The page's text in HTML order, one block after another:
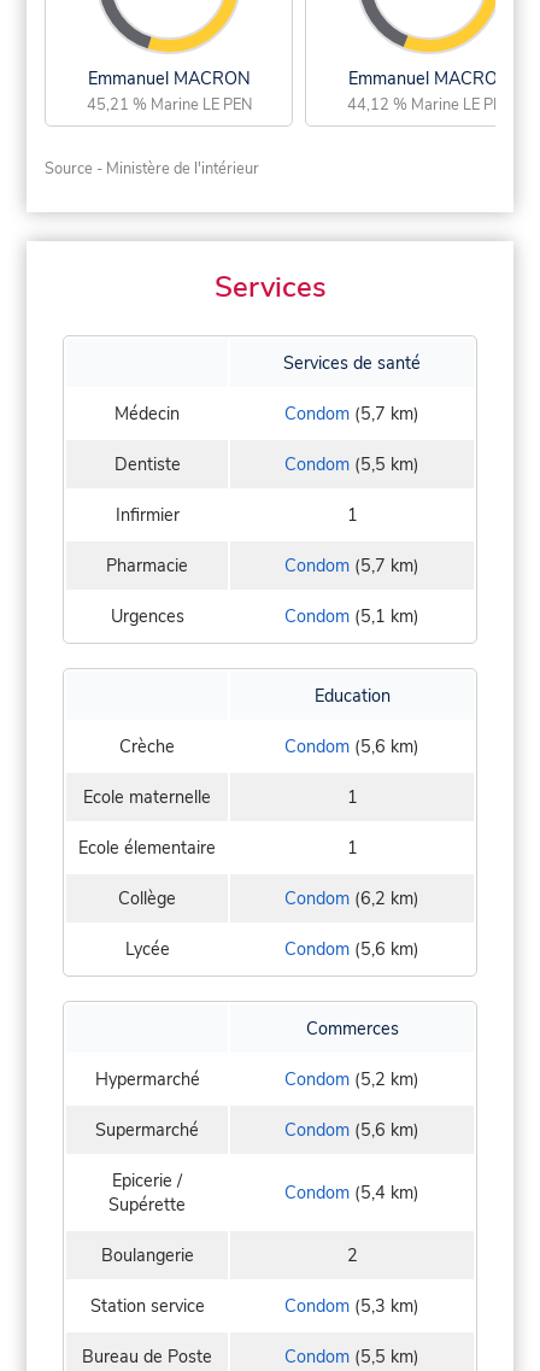
Emmanuel MACRON
45,21 % Marine LE PEN
Emmanuel MACRON
44,12 % Marine LE PEN
Source - Ministère de l'intérieur
Services
Services de santé
Médecin Condom (5,7 km)
Dentiste Condom (5,5 km)
Infirmier 1
Pharmacie Condom (5,7 km)
Urgences Condom (5,1 km)
Education
Crèche Condom (5,6 km)
Ecole maternelle 1
Ecole élementaire 1
Collège Condom (6,2 km)
Lycée Condom (5,6 km)
Commerces
Hypermarché Condom (5,2 km)
Supermarché Condom (5,6 km)
Epicerie /
Supérette
Condom (5,4 km)
Boulangerie 2
Station service Condom (5,3 km)
Bureau de Poste Condom (5,5 km)